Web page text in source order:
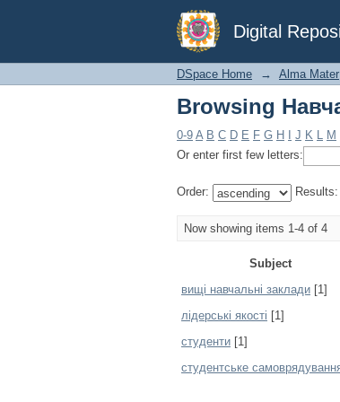
Digital
Browsing
DSpace Home → Alma Mater
Browsing
0-9 A B C D E F G H J K L M
Or enter first few letters:
Order: Results:
Now showing items 1-4 of 4
Subject
вищі навчальні заклади [1]
лідерські якості [1]
студенти [1]
студентське